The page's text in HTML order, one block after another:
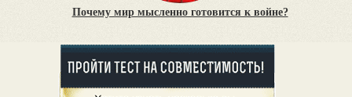
Почему мир мысленно готовится к войне?